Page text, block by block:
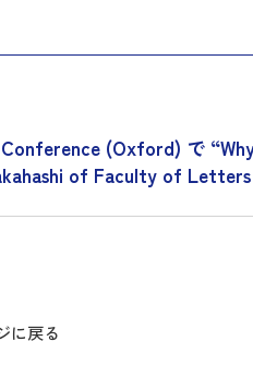
(Oxford) で
of Faculty of
に戻る